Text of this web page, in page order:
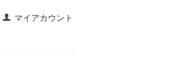
マイアカウント